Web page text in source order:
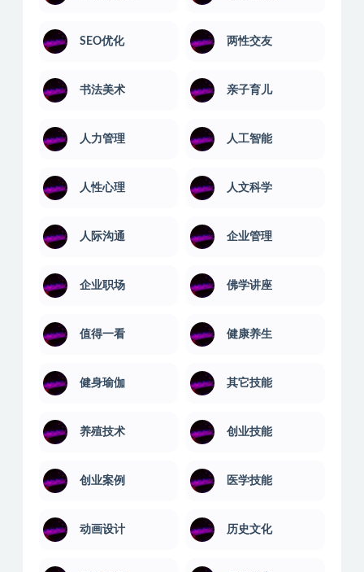
SEO优化 两性交友
书法美术 亲子育儿
人力管理 人工智能
人性心理 人文科学
人际沟通 企业管理
企业职场 佛学讲座
值得一看 健康养生
健身瑜伽 其它技能
养殖技术 创业技能
创业案例 医学技能
动画设计 历史文化